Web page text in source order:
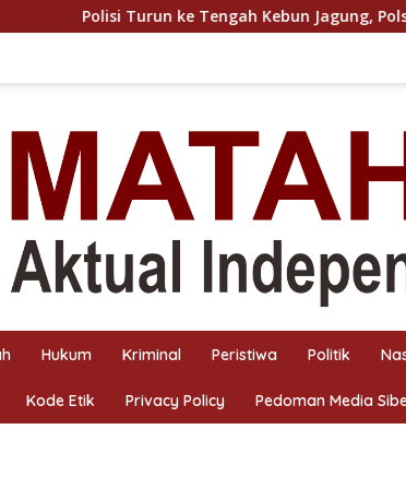
Tengah Kebun Jagung, Polsek Kandis Kawal 12
Hukum Kriminal Peristiwa Politik
Kode Etik Privacy Policy Pedoman Media